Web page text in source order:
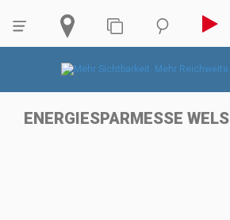
ENERGIESPARMESSE WELS